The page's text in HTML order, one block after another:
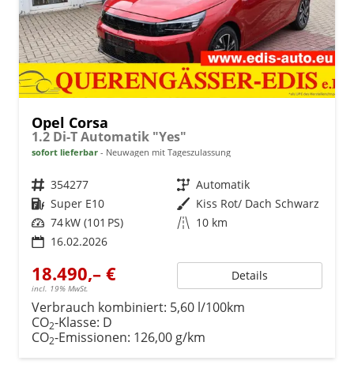
Opel Corsa
1.2 Di-T Automatik "Yes"
sofort lieferbar Neuwagen mit Tageszulassung
Fahrzeugnr. 354277 Getriebe Automatik
Kraftstoff Super E10 Außenfarbe Kiss Rot/ Dach Schwarz
Leistung 74 kW (101 PS) Kilometerstand 10 km
16.02.2026
18.490,– €
incl. 19% MwSt.
Details
Verbrauch kombiniert: 5,60 l/100km
CO2-Klasse: D
CO2-Emissionen: 126,00 g/km